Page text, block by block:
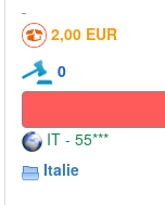
2,00 EUR
0
IT - 55***
Italie